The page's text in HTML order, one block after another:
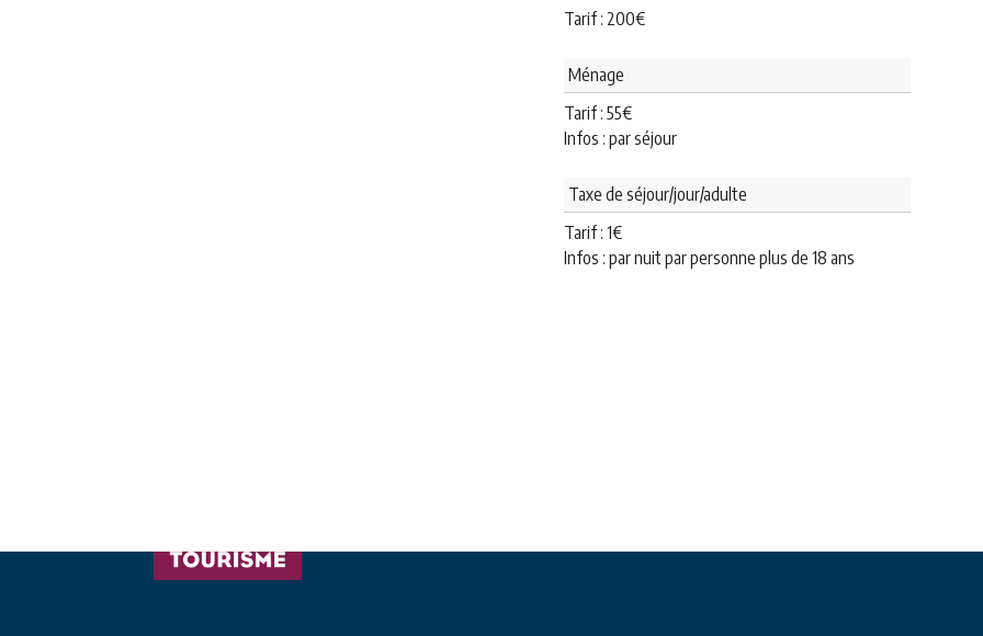
Tarif : 200€
Ménage
Tarif : 55€
Infos : par séjour
Taxe de séjour/jour/adulte
Tarif : 1€
Infos : par nuit par personne plus de 18 ans